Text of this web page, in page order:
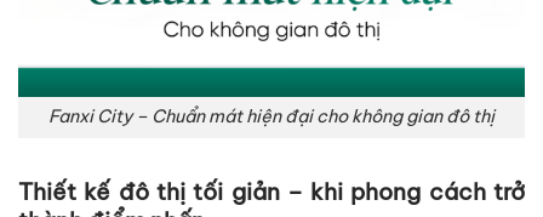
Fanxi City – Chuẩn mát hiện đại cho không gian đô thị
Thiết kế đô thị tối giản – khi phong cách trở